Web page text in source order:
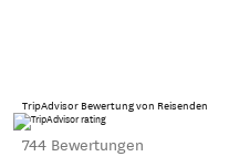
TripAdvisor Bewertung von Reisenden
744 Bewertungen